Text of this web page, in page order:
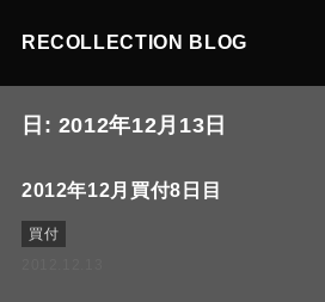
RECOLLECTION BLOG
日: 2012年12月13日
2012年12月買付8日目
買付